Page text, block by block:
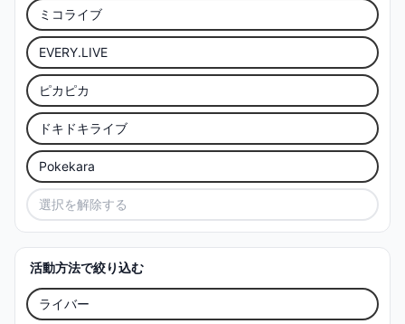
ミコライブ
EVERY.LIVE
ピカピカ
ドキドキライブ
Pokekara
選択を解除する
活動方法で絞り込む
ライバー